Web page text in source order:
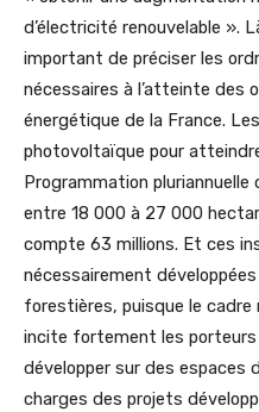
d’électricité renouvelable ».
important de préciser les
nécessaires à l’atteinte des
énergétique de la France.
photovoltaïque pour
Programmation pluriannuelle
entre 18 000 à 27 000
compte 63 millions. Et ces
nécessairement
forestières, puisque le
incite fortement les porteurs
développer sur des espaces
charges des projets